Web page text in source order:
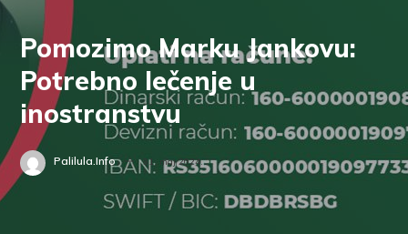
Pomozimo Marku Jankovu:
Potrebno lečenje u
inostranstvu
Palilula.info 31. maj 2024.